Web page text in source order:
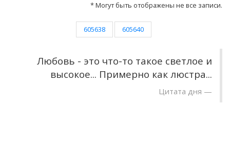
* Могут быть отображены не все записи.
605638 605640
Любовь - это что-то такое светлое и
высокое... Примерно как люстра...
Цитата дня